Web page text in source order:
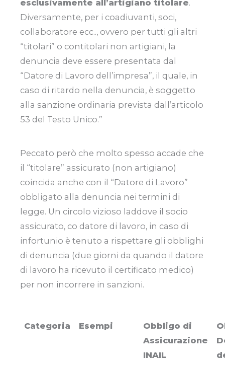
esclusivamente all’artigiano titolare.
Diversamente, per i coadiuvanti, soci,
collaboratore ecc.., ovvero per tutti gli altri
“titolari” o contitolari non artigiani, la
denuncia deve essere presentata dal
“Datore di Lavoro dell’impresa”, il quale, in
caso di ritardo nella denuncia, è soggetto
alla sanzione ordinaria prevista dall’articolo
53 del Testo Unico.”
Peccato però che molto spesso accade che
il “titolare” assicurato (non artigiano)
coincida anche con il “Datore di Lavoro”
obbligato alla denuncia nei termini di
legge. Un circolo vizioso laddove il socio
assicurato, co datore di lavoro, in caso di
infortunio è tenuto a rispettare gli obblighi
di denuncia (due giorni da quando il datore
di lavoro ha ricevuto il certificato medico)
per non incorrere in sanzioni.
Categoria Esempi
Obbligo di
Assicurazione
INAIL